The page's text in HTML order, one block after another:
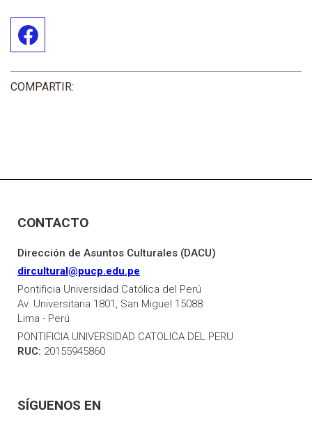
COMPARTIR:
CONTACTO
Dirección de Asuntos Culturales (DACU)
dircultural@pucp.edu.pe
Pontificia Universidad Católica del Perú
Av. Universitaria 1801, San Miguel 15088
Lima - Perú
PONTIFICIA UNIVERSIDAD CATOLICA DEL PERU
RUC: 20155945860
SÍGUENOS EN